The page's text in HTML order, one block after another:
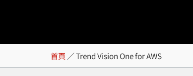
Trend Vision
首頁 ／Trend Vision One for AWS